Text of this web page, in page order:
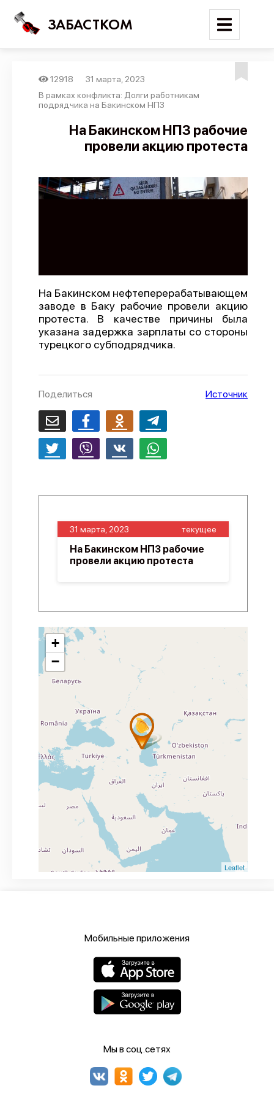
ЗАБАСТКОМ
Войти
Поиск
Новости
Трудовые конфликты
О проекте
Политика конфиденциальности
12918
31 марта, 2023
В рамках конфликта: Долги работникам
подрядчика на Бакинском НПЗ
На Бакинском НПЗ рабочие
провели акцию протеста
На Бакинском нефтеперерабатывающем
заводе в Баку рабочие провели акцию
протеста. В качестве причины была
указана задержка зарплаты со стороны
турецкого субподрядчика.
Поделиться Источник
31 марта, 2023 текущее
На Бакинском НПЗ рабочие
провели акцию протеста
+
−
Leaflet
Мобильные приложения
Мы в соц.сетях